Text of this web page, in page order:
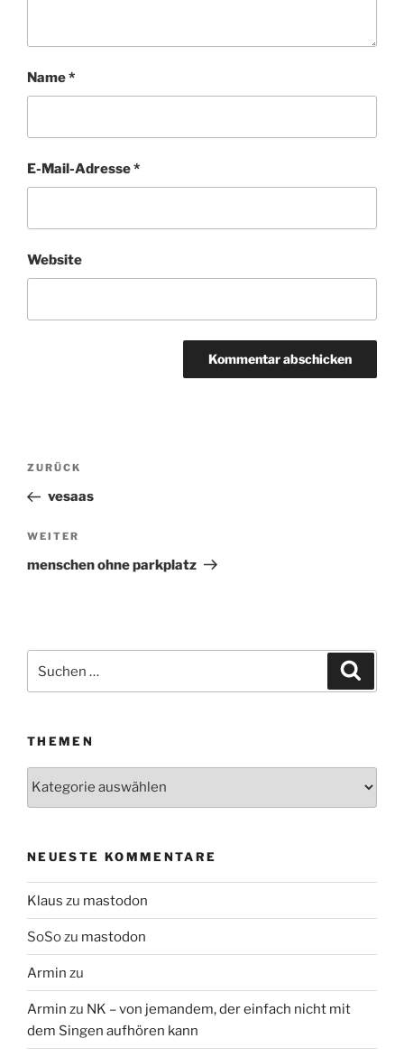
Name*
E-Mail-Adresse*
Website
Beitragsnavigation
Vorheriger
Beitrag
ZURÜCK
vesaas
Nächster
Beitrag
WEITER
menschen ohne parkplatz
THEMEN
Themen
NEUESTE KOMMENTARE
Klaus zu mastodon
SoSozu mastodon
Armin zu
Armin zu NK – von jemandem, der einfach nicht mit
dem Singen aufhören kann